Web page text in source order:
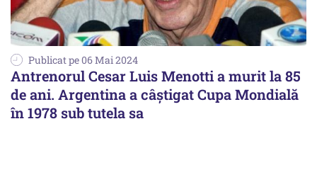
Publicat pe 06 Mai 2024
Antrenorul Cesar Luis Menotti a murit la 85
de ani. Argentina a câștigat Cupa Mondială
în 1978 sub tutela sa